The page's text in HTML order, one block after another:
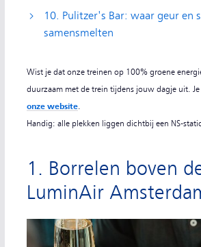
10. Pulitzer's Bar: waar geur en
samensmelten
Wist je dat onze treinen op 100% groene
duurzaam met de trein tijdens jouw dagje uit. Je
onze website.
Handig: alle plekken liggen dichtbij een NS-
1. Borrelen boven
LuminAir